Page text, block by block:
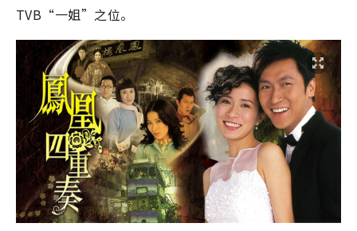
TVB“一姐”之位。